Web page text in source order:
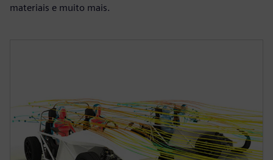
materiais e muito mais.